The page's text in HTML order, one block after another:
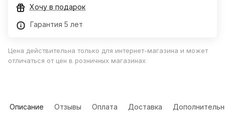
Хочу в подарок
Гарантия 5 лет
Цена действительна только для интернет-магазина и может
отличаться от цен в розничных магазинах
Описание Отзывы Оплата Доставка